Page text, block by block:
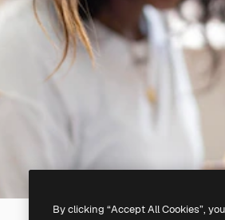
By clicking “Accept All Cookies”,